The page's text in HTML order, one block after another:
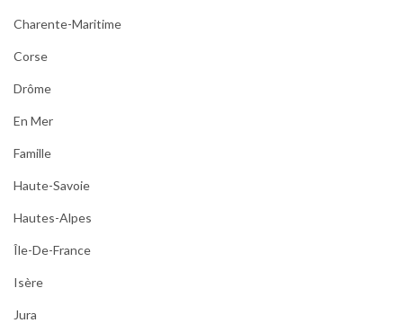
Charente-Maritime
Corse
Drôme
En Mer
Famille
Haute-Savoie
Hautes-Alpes
Île-De-France
Isère
Jura